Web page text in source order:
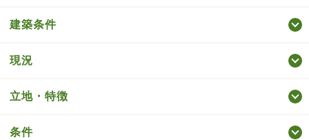
建築条件
現況
立地・特徴
条件